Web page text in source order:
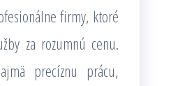
firmy, ktoré
za rozumnú cenu.
precíznu prácu,